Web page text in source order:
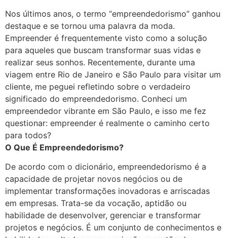
Nos últimos anos, o termo “empreendedorismo” ganhou
destaque e se tornou uma palavra da moda.
Empreender é frequentemente visto como a solução
para aqueles que buscam transformar suas vidas e
realizar seus sonhos. Recentemente, durante uma
viagem entre Rio de Janeiro e São Paulo para visitar um
cliente, me peguei refletindo sobre o verdadeiro
significado do empreendedorismo. Conheci um
empreendedor vibrante em São Paulo, e isso me fez
questionar: empreender é realmente o caminho certo
para todos?
O Que É Empreendedorismo?
De acordo com o dicionário, empreendedorismo é a
capacidade de projetar novos negócios ou de
implementar transformações inovadoras e arriscadas
em empresas. Trata-se da vocação, aptidão ou
habilidade de desenvolver, gerenciar e transformar
projetos e negócios. É um conjunto de conhecimentos e